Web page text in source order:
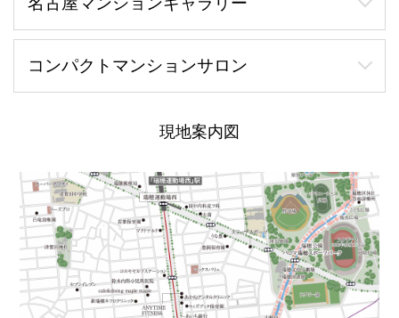
コンパクトマンションサロン
現地案内図